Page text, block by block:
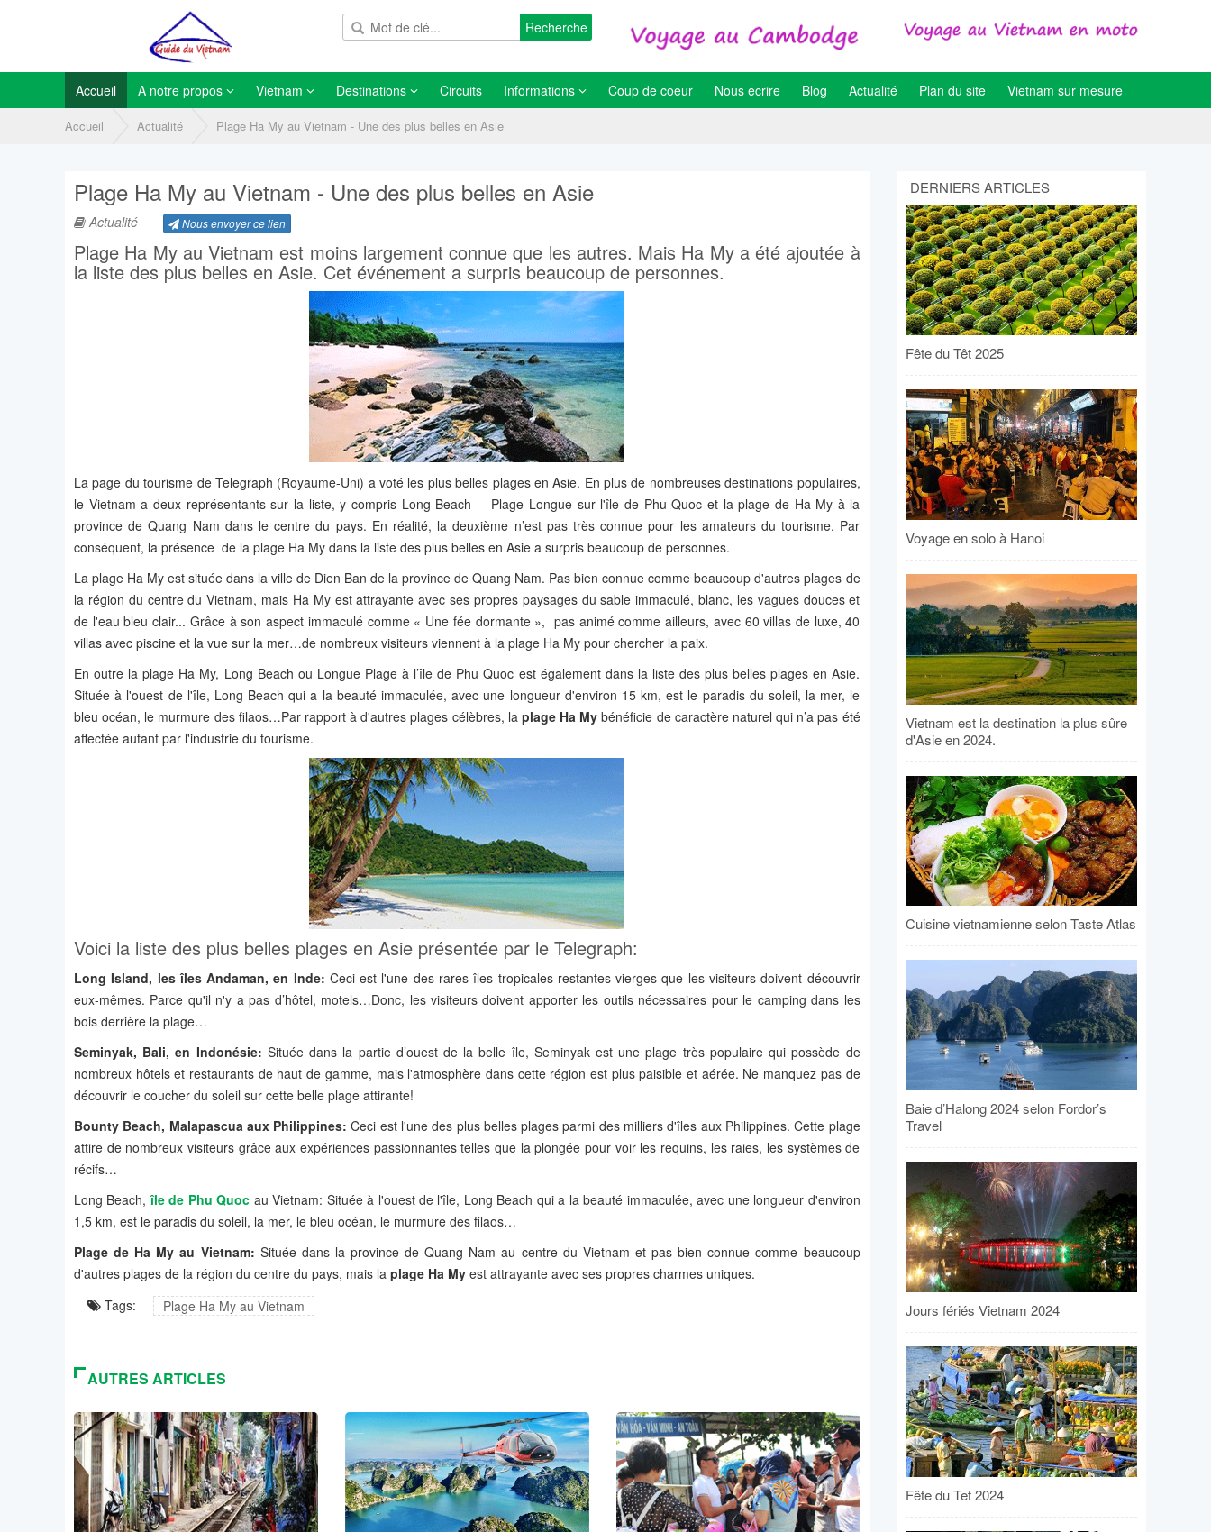
Recherche
Accueil A notre propos Vietnam Destinations Circuits Informations Coup de coeur Nous ecrire Blog Actualité Plan du site Vietnam sur mesure
Accueil Actualité Plage Ha My au Vietnam - Une des plus belles en Asie
Plage Ha My au Vietnam - Une des plus belles en Asie
Actualité Nous envoyer ce lien
Plage Ha My au Vietnam est moins largement connue que les autres. Mais Ha My a été ajoutée à
la liste des plus belles en Asie. Cet événement a surpris beaucoup de personnes.
La page du tourisme de Telegraph (Royaume-Uni) a voté les plus belles plages en Asie. En plus de nombreuses destinations populaires,
le Vietnam a deux représentants sur la liste, y compris Long Beach - Plage Longue sur l'île de Phu Quoc et la plage de Ha My à la
province de Quang Nam dans le centre du pays. En réalité, la deuxième n’est pas très connue pour les amateurs du tourisme. Par
conséquent, la présence de la plage Ha My dans la liste des plus belles en Asie a surpris beaucoup de personnes.
La plage Ha My est située dans la ville de Dien Ban de la province de Quang Nam. Pas bien connue comme beaucoup d'autres plages de
la région du centre du Vietnam, mais Ha My est attrayante avec ses propres paysages du sable immaculé, blanc, les vagues douces et
de l'eau bleu clair... Grâce à son aspect immaculé comme « Une fée dormante », pas animé comme ailleurs, avec 60 villas de luxe, 40
villas avec piscine et la vue sur la mer…de nombreux visiteurs viennent à la plage Ha My pour chercher la paix.
En outre la plage Ha My, Long Beach ou Longue Plage à l’île de Phu Quoc est également dans la liste des plus belles plages en Asie.
Située à l'ouest de l'île, Long Beach qui a la beauté immaculée, avec une longueur d'environ 15 km, est le paradis du soleil, la mer, le
bleu océan, le murmure des filaos…Par rapport à d'autres plages célèbres, la plage Ha My bénéficie de caractère naturel qui n’a pas été
affectée autant par l'industrie du tourisme.
Voici la liste des plus belles plages en Asie présentée par le Telegraph:
Long Island, les îles Andaman, en Inde: Ceci est l'une des rares îles tropicales restantes vierges que les visiteurs doivent découvrir
eux-mêmes. Parce qu'il n'y a pas d’hôtel, motels…Donc, les visiteurs doivent apporter les outils nécessaires pour le camping dans les
bois derrière la plage…
Seminyak, Bali, en Indonésie: Située dans la partie d’ouest de la belle île, Seminyak est une plage très populaire qui possède de
nombreux hôtels et restaurants de haut de gamme, mais l'atmosphère dans cette région est plus paisible et aérée. Ne manquez pas de
découvrir le coucher du soleil sur cette belle plage attirante!
Bounty Beach, Malapascua aux Philippines:Ceci est l'une des plus belles plages parmi des milliers d'îles aux Philippines. Cette plage
attire de nombreux visiteurs grâce aux expériences passionnantes telles que la plongée pour voir les requins, les raies, les systèmes de
récifs…
Long Beach,île de Phu Quoc au Vietnam: Située à l'ouest de l'île, Long Beach qui a la beauté immaculée, avec une longueur d'environ
1,5 km, est le paradis du soleil, la mer, le bleu océan, le murmure des filaos…
Plage de Ha My au Vietnam: Située dans la province de Quang Nam au centre du Vietnam et pas bien connue comme beaucoup
d'autres plages de la région du centre du pays, mais la plage Ha My est attrayante avec ses propres charmes uniques.
Tags:
Plage Ha My au Vietnam
AUTRES ARTICLES
DERNIERS ARTICLES
Fête du Têt 2025
Voyage en solo à Hanoi
Vietnam est la destination la plus sûre
d'Asie en 2024.
Cuisine vietnamienne selon Taste Atlas
Baie d’Halong 2024 selon Fordor’s
Travel
Jours fériés Vietnam 2024
Fête du Tet 2024